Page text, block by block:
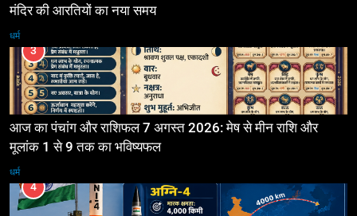
मंदिर की आरतियों का नया समय
धर्म
3
आज का पंचांग और राशिफल 7 अगस्त 2026: मेष से मीन राशि और
मूलांक 1 से 9 तक का भविष्यफल
धर्म
4